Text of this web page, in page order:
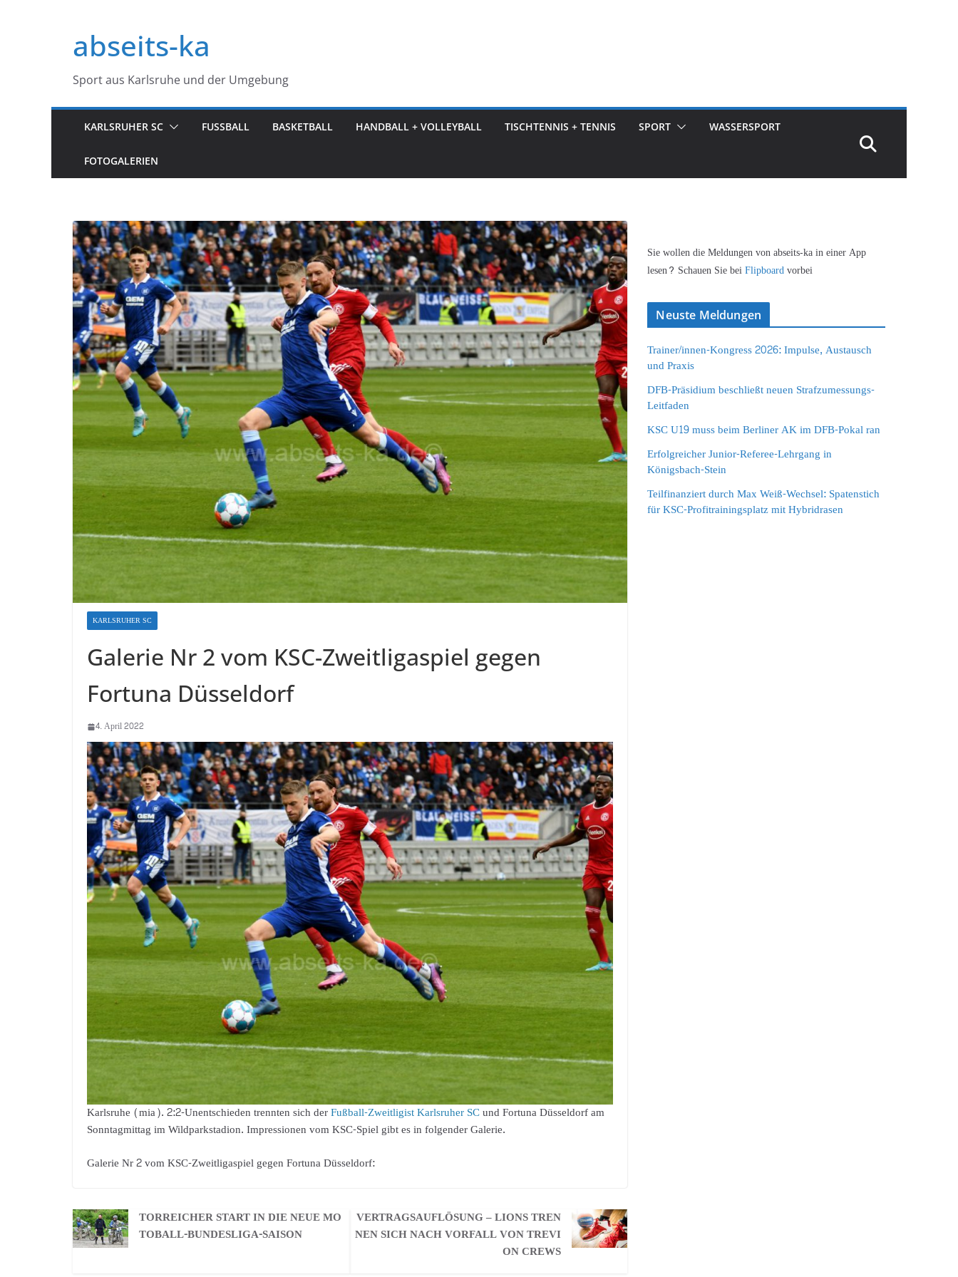
springenabseits-ka
Sport aus Karlsruhe und der Umgebung
KARLSRUHER SC FUSSBALL BASKETBALL HANDBALL + VOLLEYBALL TISCHTENNIS + TENNIS SPORT WASSERSPORT
FOTOGALERIEN
KARLSRUHER SC
Galerie Nr 2 vom KSC-Zweitligaspiel gegen
Fortuna Düsseldorf
4. April 2022
Karlsruhe (mia). 2:2-Unentschieden trennten sich derFußball-Zweitligist Karlsruher SCund Fortuna Düsseldorf am
Sonntagmittag im Wildparkstadion. Impressionen vom KSC-Spiel gibt es in folgender Galerie.
Galerie Nr 2 vom KSC-Zweitligaspiel gegen Fortuna Düsseldorf:
TORREICHER START IN DIE NEUE MO
TOBALL-BUNDESLIGA-SAISON
VERTRAGSAUFLÖSUNG – LIONS TREN
NEN SICH NACH VORFALL VON TREVI
ON CREWS
Sie wollen die Meldungen von abseits-ka in einer App
lesen? Schauen Sie beiFlipboardvorbei
Neuste Meldungen
Trainer/innen-Kongress 2026: Impulse, Austausch
und Praxis
DFB-Präsidium beschließt neuen Strafzumessungs-
Leitfaden
KSC U19 muss beim Berliner AK im DFB-Pokal ran
Erfolgreicher Junior-Referee-Lehrgang in
Königsbach-Stein
Teilfinanziert durch Max Weiß-Wechsel: Spatenstich
für KSC-Profitrainingsplatz mit Hybridrasen